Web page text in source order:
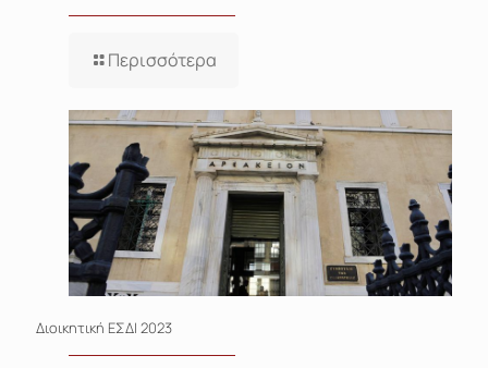
Περισσότερα
Διοικητική ΕΣΔΙ 2023